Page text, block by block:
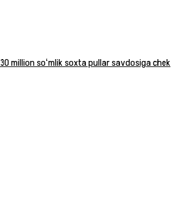
million soʻmlik soxta pullar savdosiga chek